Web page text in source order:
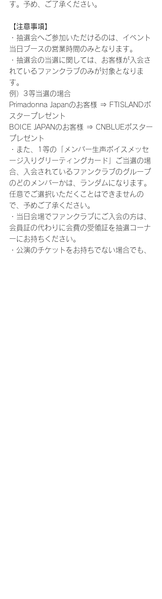
す。予め、ご了承ください。
【注意事項】
・抽選会へご参加いただけるのは、イベント
当日ブースの営業時間のみとなります。
・抽選会の当選に関しては、お客様が入会さ
れているファンクラブのみが対象となりま
す。
例）3等当選の場合
Primadonna Japanのお客様 ⇒ FTISLANDポ
スタープレゼント
BOICE JAPANのお客様 ⇒ CNBLUEポスター
プレゼント
・また、1等の「メンバー生声ボイスメッセ
ージ入りグリーティングカード」ご当選の場
合、入会されているファンクラブのグループ
のどのメンバーかは、ランダムになります。
任意でご選択いただくことはできませんの
で、予めご了承ください。
・当日会場でファンクラブにご入会の方は、
会員証の代わりに会費の受領証を抽選コーナ
ーにお持ちください。
・公演のチケットをお持ちでない場合でも、